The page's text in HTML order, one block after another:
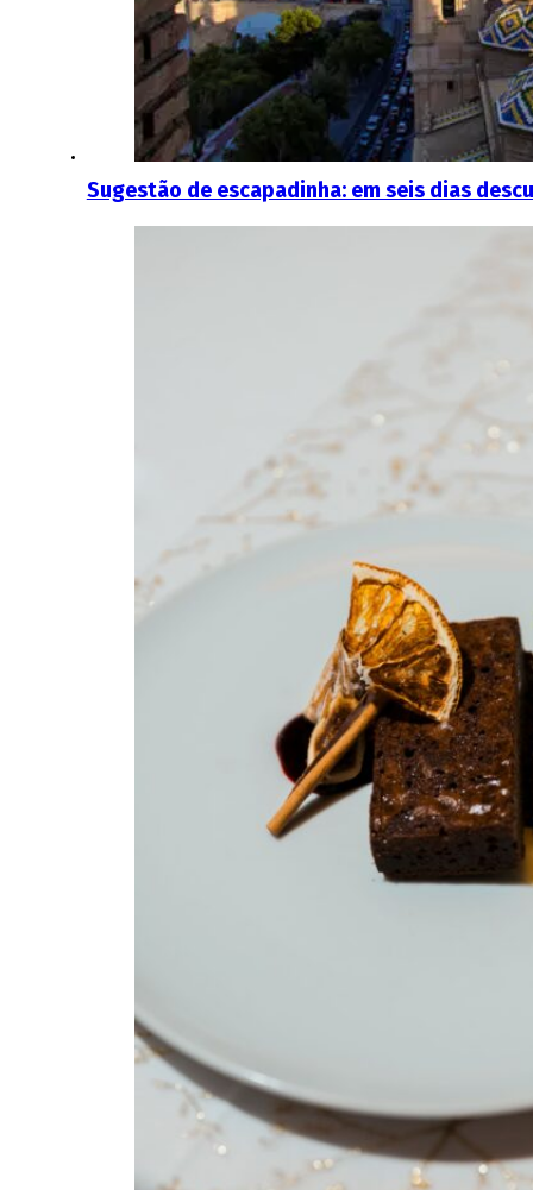
Sugestão de escapadinha: em seis dias